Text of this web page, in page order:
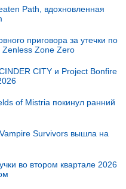
Path, вдохновленная
приговора за утечки по
Zone Zero
CITY и Project Bonfire
of Mistria покинул ранний
Survivors вышла на
во втором квартале 2026